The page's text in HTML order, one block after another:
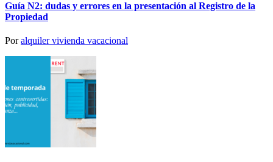
Guía N2: dudas y errores en la presentación al Registro de la
Propiedad
Poralquiler vivienda vacacional